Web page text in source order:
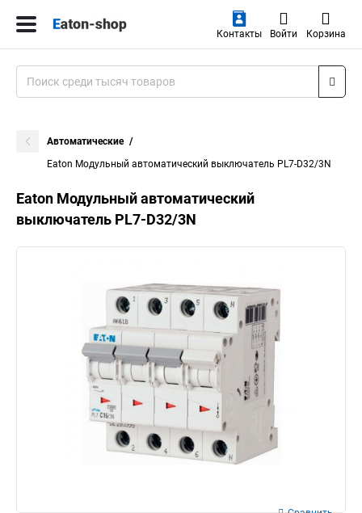
Контакты Войти Корзина
Автоматические
Eaton Модульный автоматический выключатель PL7-D32/3N
Eaton Модульный автоматический
выключатель PL7-D32/3N